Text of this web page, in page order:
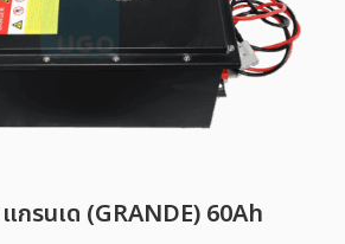
กรนเด (GRANDE) 60Ah